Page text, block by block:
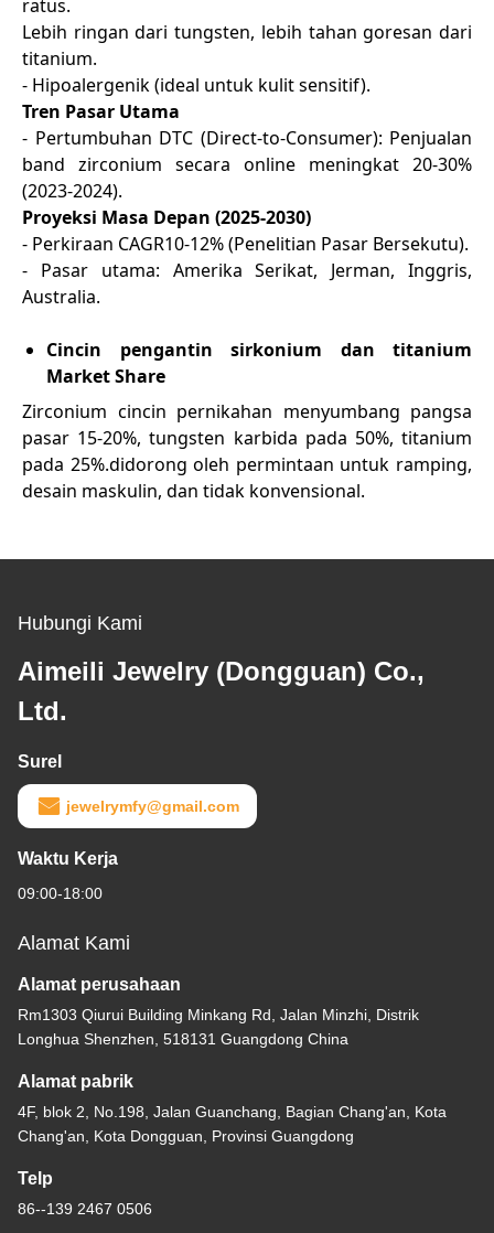
ratus.
Lebih ringan dari tungsten, lebih tahan goresan dari
titanium.
- Hipoalergenik (ideal untuk kulit sensitif).
Tren Pasar Utama
- Pertumbuhan DTC (Direct-to-Consumer): Penjualan
band zirconium secara online meningkat 20-30%
(2023-2024).
Proyeksi Masa Depan (2025-2030)
- Perkiraan CAGR10-12% (Penelitian Pasar Bersekutu).
- Pasar utama: Amerika Serikat, Jerman, Inggris,
Australia.
Cincin pengantin sirkonium dan titanium
Market Share
Zirconium cincin pernikahan menyumbang pangsa
pasar 15-20%, tungsten karbida pada 50%, titanium
pada 25%.didorong oleh permintaan untuk ramping,
desain maskulin, dan tidak konvensional.
Hubungi Kami
Aimeili Jewelry (Dongguan) Co.,
Ltd.
Surel
jewelrymfy@gmail.com
Waktu Kerja
09:00-18:00
Alamat Kami
Alamat perusahaan
Rm1303 Qiurui Building Minkang Rd, Jalan Minzhi, Distrik
Longhua Shenzhen, 518131 Guangdong China
Alamat pabrik
4F, blok 2, No.198, Jalan Guanchang, Bagian Chang'an, Kota
Chang'an, Kota Dongguan, Provinsi Guangdong
Telp
86--139 2467 0506